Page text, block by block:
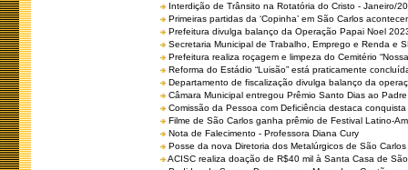
Interdição de Trânsito na Rotatória do Cristo - Janeiro/
Primeiras partidas da ‘Copinha’ em São Carlos
Prefeitura divulga balanço da Operação Papai Noel
Secretaria Municipal de Trabalho, Emprego e Renda e
Prefeitura realiza roçagem e limpeza do Cemitério
Reforma do Estádio “Luisão” está praticamente
Departamento de fiscalização divulga balanço da
Câmara Municipal entregou Prêmio Santo Dias ao
Comissão da Pessoa com Deficiência destaca
Filme de São Carlos ganha prêmio de Festival Latino-
Nota de Falecimento - Professora Diana Cury
Posse da nova Diretoria dos Metalúrgicos de São
ACISC realiza doação de R$40 mil à Santa Casa de